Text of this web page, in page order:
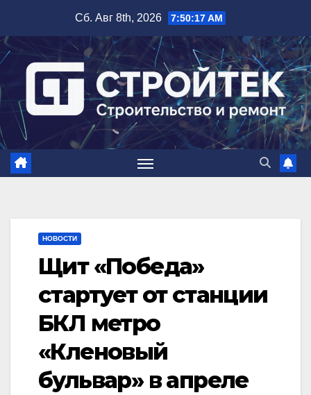
содержимому
Сб. Авг 8th, 2026 7:50:18 AM
НОВОСТИ
Щит «Победа»
стартует от станции
БКЛ метро
«Кленовый
бульвар» в апреле